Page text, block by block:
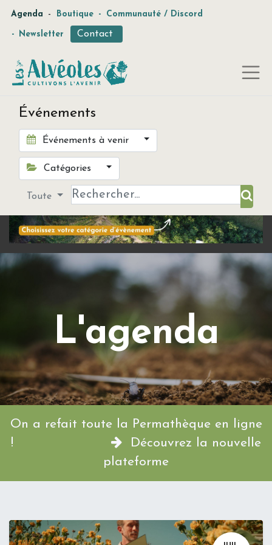
Agenda - Boutique - Communauté / Discord
- Newsletter Contact
Événements
Événements à venir
Catégories
Toute
L'agenda
On a refait toute la Permathèque en ligne
!
Découvrez la nouvelle
plateforme